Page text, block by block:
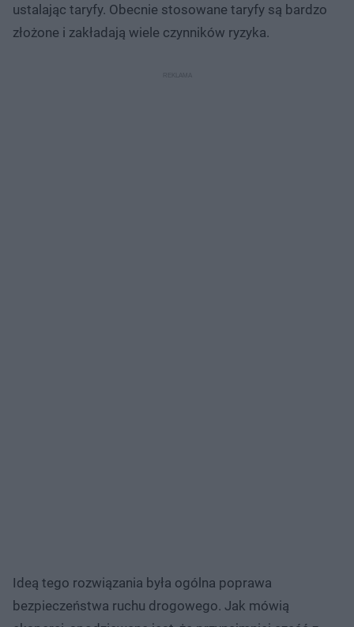
ustalając taryfy. Obecnie stosowane taryfy są bardzo
złożone i zakładają wiele czynników ryzyka.
Ideą tego rozwiązania była ogólna poprawa
bezpieczeństwa ruchu drogowego. Jak mówią